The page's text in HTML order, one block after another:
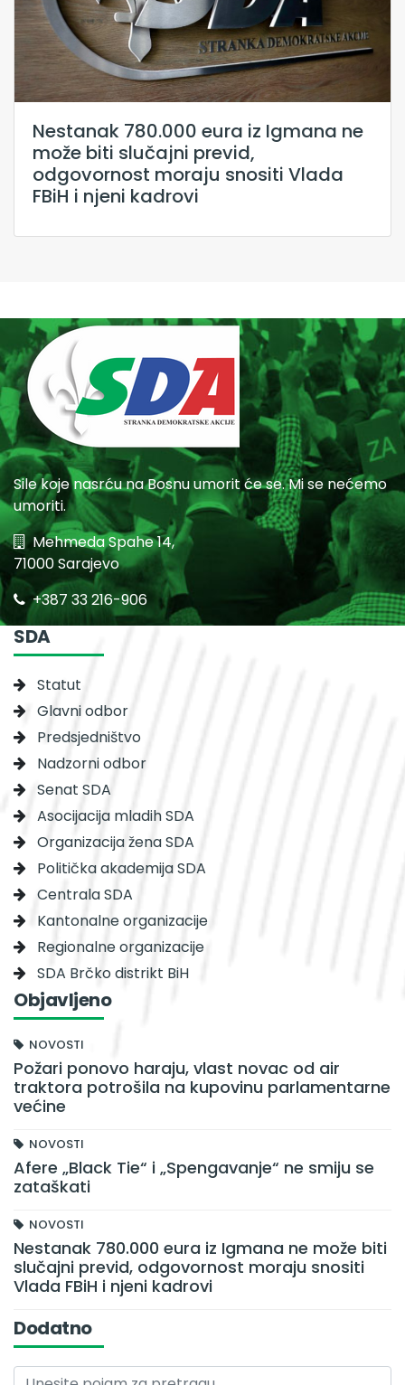
Nestanak 780.000 eura iz Igmana ne
može biti slučajni previd,
odgovornost moraju snositi Vlada
FBiH i njeni kadrovi
Sile koje nasrću na Bosnu umorit će se. Mi se nećemo
umoriti.
Mehmeda Spahe 14,
71000 Sarajevo
+387 33 216-906
SDA
Statut
Glavni odbor
Predsjedništvo
Nadzorni odbor
Senat SDA
Asocijacija mladih SDA
Organizacija žena SDA
Politička akademija SDA
Centrala SDA
Kantonalne organizacije
Regionalne organizacije
SDA Brčko distrikt BiH
Objavljeno
NOVOSTI
Požari ponovo haraju, vlast novac od air
traktora potrošila na kupovinu parlamentarne
većine
NOVOSTI
Afere „Black Tie“ i „Spengavanje“ ne smiju se
zataškati
NOVOSTI
Nestanak 780.000 eura iz Igmana ne može biti
slučajni previd, odgovornost moraju snositi
Vlada FBiH i njeni kadrovi
Dodatno